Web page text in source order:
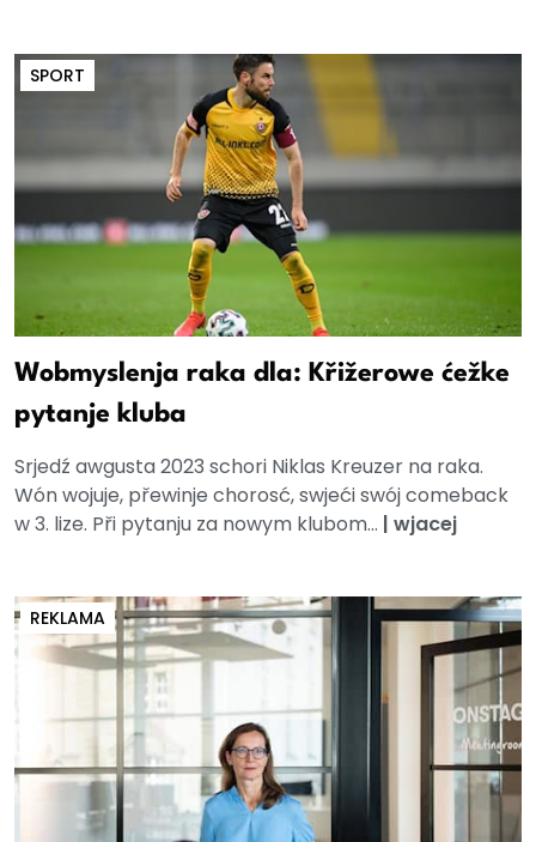
SPORT
Wobmyslenja raka dla: Křižerowe ćežke
pytanje kluba
Srjedź awgusta 2023 schori Niklas Kreuzer na raka.
Wón wojuje, přewinje chorosć, swjeći swój comeback
w 3. lize. Při pytanju za nowym klubom... | wjacej
REKLAMA